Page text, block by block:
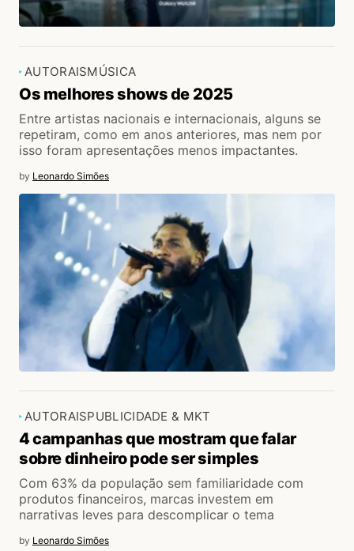
AUTORAISMÚSICA
Os melhores shows de 2025
Entre artistas nacionais e internacionais, alguns se
repetiram, como em anos anteriores, mas nem por
isso foram apresentações menos impactantes.
by Leonardo Simões
AUTORAISPUBLICIDADE & MKT
4 campanhas que mostram que falar
sobre dinheiro pode ser simples
Com 63% da população sem familiaridade com
produtos financeiros, marcas investem em
narrativas leves para descomplicar o tema
by Leonardo Simões